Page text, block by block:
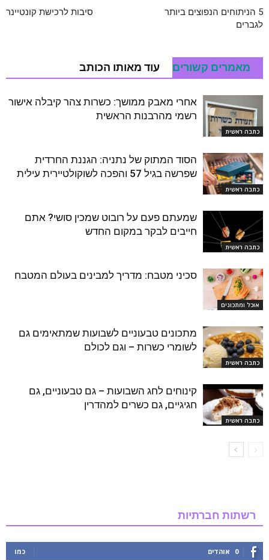
5 הניתוחים הנפוצים ביותר
לגברים
סיבות לרכישת קונטיינר
מאמרים קשורים עוד מאותו הכותב
כתבה ראשית
אחרי מאבק ממושך: כשרות צהר קיבלה אישור
רשמי מהרבנות הראשית
כתבה ראשית
הסוד המתוק של נתניה: הגננת החרדית
שפרשה בגיל 57 והפכה לשוקולטיירית עילית
כתבה ראשית
שמעתם פעם על רובוט שמכין סושי? אתם
חייבים לבקר במקום החדש
אוכל ומתכונים
סכיני מטבח: מדריך למבינים בעולם המטבח
כתבה ראשית
מתכונים טבעוניים לשבועות שמתאימים גם
לשומרי כשרות – וגם לכולם
כתבה ראשית
קינוחים לחג השבועות – גם טבעוניים, גם
חגיגיים, גם כשרים למהדרין
רשתות חברתיות
0 אוהדים כמו